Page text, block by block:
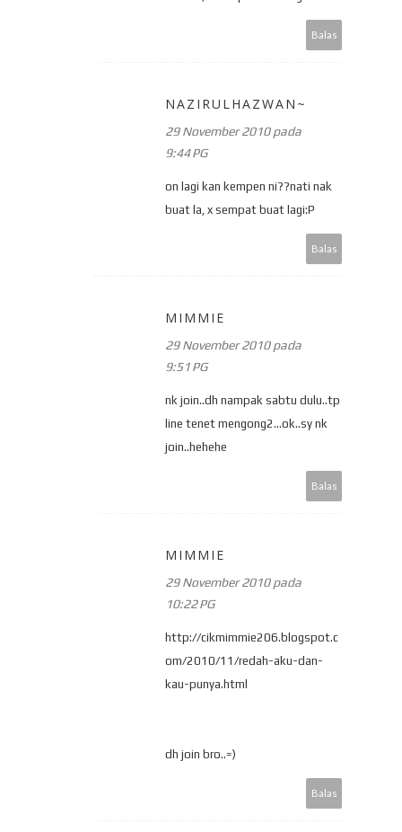
Balas
NAZIRULHAZWAN~
29 November 2010 pada
9:44 PG
on lagi kan kempen ni??nati nak
buat la, x sempat buat lagi:P
Balas
MIMMIE
29 November 2010 pada
9:51 PG
nk join..dh nampak sabtu dulu..tp
line tenet mengong2...ok..sy nk
join..hehehe
Balas
MIMMIE
29 November 2010 pada
10:22 PG
http://cikmimmie206.blogspot.c
om/2010/11/redah-aku-dan-
kau-punya.html
dh join bro..=)
Balas